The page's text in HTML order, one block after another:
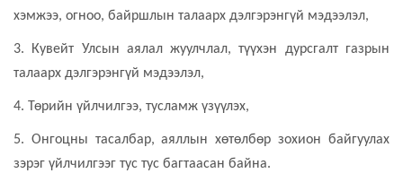
хэмжээ, огноо, байршлын талаарх дэлгэрэнгүй мэдээлэл,
3. Кувейт Улсын аялал жуулчлал, түүхэн дурсгалт газрын
талаарх дэлгэрэнгүй мэдээлэл,
4. Төрийн үйлчилгээ, тусламж үзүүлэх,
5. Онгоцны тасалбар, аяллын хөтөлбөр зохион байгуулах
зэрэг үйлчилгээг тус тус багтаасан байна.